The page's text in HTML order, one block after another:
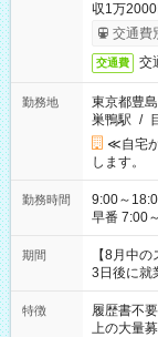
収1万
交通費
交通費 交
勤務地
東京都豊
巣鴨駅 /
≪自宅
します。
勤務時間
9:00～18:00（休憩60分
早番 7:00～
と休みを
「できれ
ね。 ※Wワーク希望の方へ 今ご覧のお仕事で希望する勤務時間
と、もう1
合は応募
期間
【8月中
3日後に就
特徴 履歴書不要
上の大量